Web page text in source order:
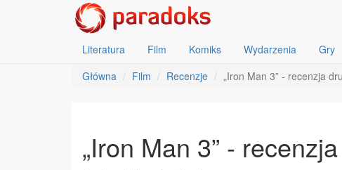
Literatura Film Komiks Wydarzenia Gry
Główna
Film Recenzje „Iron Man 3” - recenzja
„Iron Man 3” -